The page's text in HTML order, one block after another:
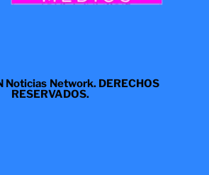
Network. DERECHOS
RESERVADOS.